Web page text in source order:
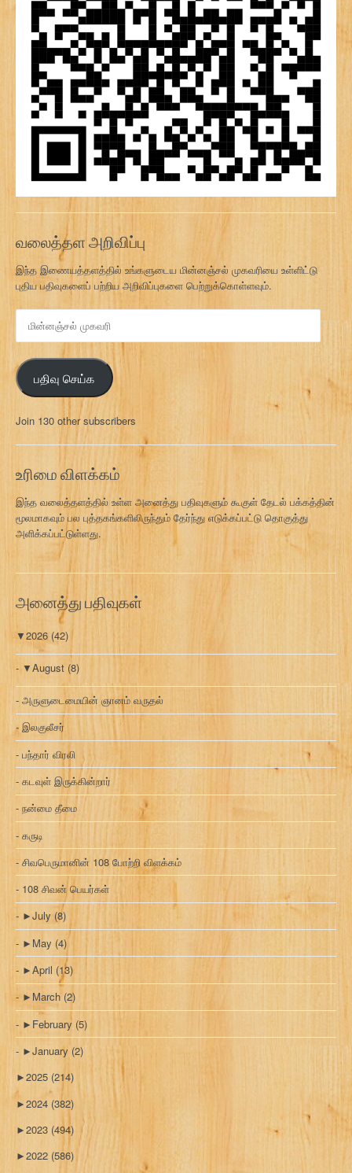
வலைத்தள அறிவிப்பு
இந்த இணையத்தளத்தில் உங்களுடைய மின்னஞ்சல் முகவரியை உள்ளிட்டு
புதிய பதிவுகளைப் பற்றிய அறிவிப்புகளை பெற்றுக்கொள்ளவும்.
ன
ஞ்
ச
ல்
க
வ
பதிவு செய்க
Join 130 other subscribers
உரிமை விளக்கம்
இந்த வலைத்தளத்தில் உள்ள அனைத்து பதிவுகளும் கூகுள் தேடல் பக்கத்தின்
மூலமாகவும் பல புத்தகங்களிலிருந்தும் தேர்ந்து எடுக்கப்பட்டு தொகுத்து
அளிக்கப்பட்டுள்ளது.
அனைத்து பதிவுகள்
▼2026 (42)
▼August (8)
அருளுடைமையின் ஞானம் வருதல்
இலகுலீசர்
பந்தார் விரலி
கடவுள் இருக்கின்றார்
நன்மை தீமை
கருடி
சிவபெருமானின் 108 போற்றி விளக்கம்
108 சிவன் பெயர்கள்
►July (8)
► May (4)
►April (13)
► March(2)
► February (5)
►January (2)
►2025 (214)
►2024 (382)
►2023 (494)
►2022 (586)